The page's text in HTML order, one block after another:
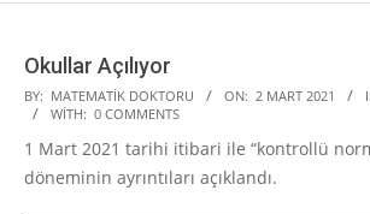
Okullar Açılıyor
2021-
03-
02
BY: MATEMATIK DOKTORU ON: 2 MART 2021
WITH: 0 COMMENTS
1 Mart 2021 tarihi itibari ile “kontrollü
döneminin ayrıntıları açıklandı.